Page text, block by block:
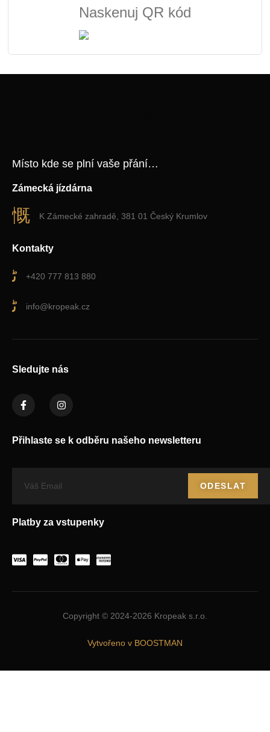
Naskenuj QR kód
Místo kde se plní vaše přání…
Zámecká jízdárna
K Zámecké zahradě, 381 01 Český Krumlov
Kontakty
+420 777 813 880
info@kropeak.cz
Sledujte nás
Přihlaste se k odběru našeho newsletteru
ODESLAT
Platby za vstupenky
Copyright © 2024-2026 Kropeak s.r.o.
Vytvořeno v BOOSTMAN